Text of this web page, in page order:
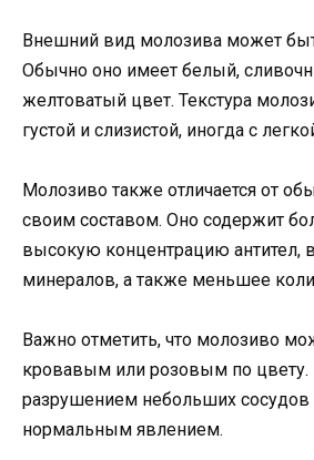
Внешний вид молозива может
Обычно оно имеет белый,
желтоватый цвет. Текстура
густой и слизистой, иногда с
Молозиво также отличается от
своим составом. Оно содержит
высокую концентрацию антител,
минералов, а также меньшее
Важно отметить, что молозиво
кровавым или розовым по цвету.
разрушением небольших сосудов
нормальным явлением.